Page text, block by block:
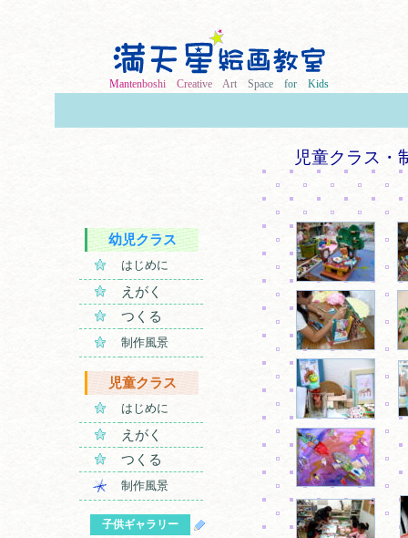
Mantenboshi Creative Art Space for Kids
幼児クラス
はじめに
えがく
つくる
制作風景
児童クラス
はじめに
えがく
つくる
制作風景
子供ギャラリー
児童クラス・